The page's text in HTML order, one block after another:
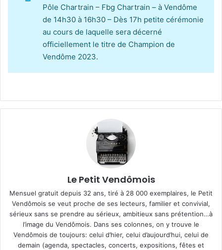
Pôle Chartrain – Fbg Chartrain – à Vendôme
de 14h30 à 16h30 – Dès 17h petite cérémonie
au cours de laquelle sera décerné
officiellement le titre de Champion de
Vendôme 2023.
Le Petit Vendômois
Mensuel gratuit depuis 32 ans, tiré à 28 000 exemplaires, le Petit
Vendômois se veut proche de ses lecteurs, familier et convivial,
sérieux sans se prendre au sérieux, ambitieux sans prétention…à
l’image du Vendômois. Dans ses colonnes, on y trouve le
Vendômois de toujours: celui d’hier, celui d’aujourd’hui, celui de
demain (agenda, spectacles, concerts, expositions, fêtes et